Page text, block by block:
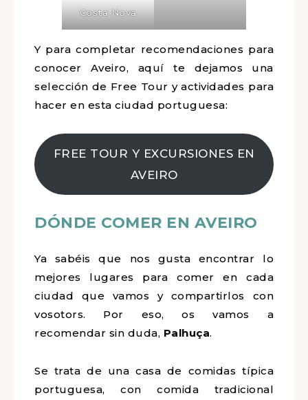
Costa Nova
Y para completar recomendaciones para
conocer Aveiro, aquí te dejamos una
selección de Free Tour y actividades para
hacer en esta ciudad portuguesa:
FREE TOUR Y EXCURSIONES EN
AVEIRO
DÓNDE COMER EN AVEIRO
Ya sabéis que nos gusta encontrar lo
mejores lugares para comer en cada
ciudad que vamos y compartirlos con
vosotors. Por eso, os vamos a
recomendar sin duda, Palhuça.
Se trata de una casa de comidas típica
portuguesa, con comida tradicional